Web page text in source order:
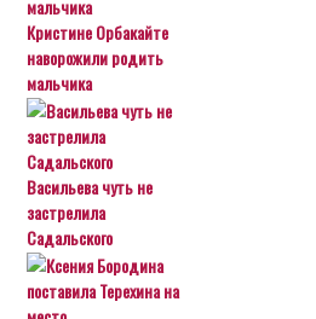
Кристине Орбакайте
наворожили родить
мальчика
Васильева чуть не
застрелила
Садальского